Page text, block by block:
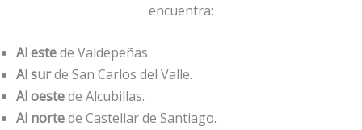
encuentra:
Al estede Valdepeñas.
Al surde San Carlos del Valle.
Al oestede Alcubillas.
Al nortede Castellar de Santiago.